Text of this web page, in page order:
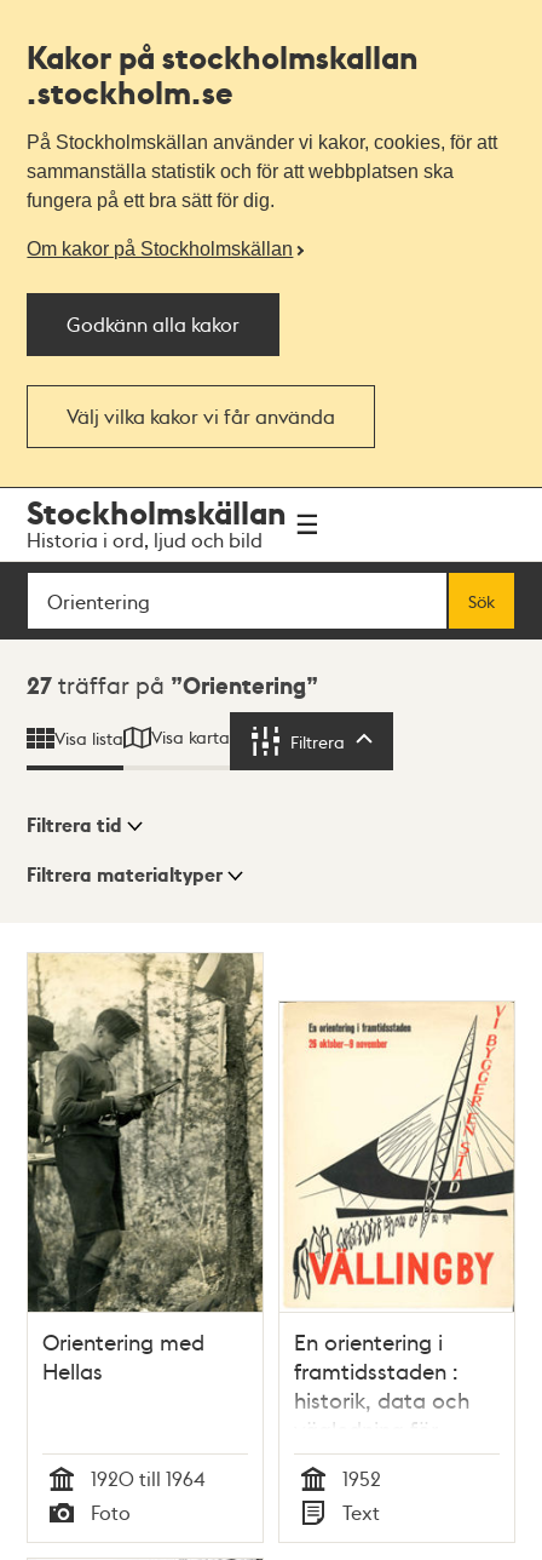
Kakor på stockholmskallan
.stockholm.se
På Stockholmskällan använder vi kakor, cookies, för att
sammanställa statistik och för att webbplatsen ska
fungera på ett bra sätt för dig.
Om kakor på Stockholmskällan
Godkänn alla kakor
Välj vilka kakor vi får använda
navigationen
huvudinnehållet
Stockholmskällan
Historia i ord, ljud och bild
Sök
Sök
Sökresultat
27 träffar på Orientering
Visa lista Visa karta Filtrera
Visningsläge
ListaKarta
Filtrera tid
Filtrera materialtyper
träffar
Orientering med
Hellas
Tid
1920 till 1964
Typ
Foto
En orientering i
framtidsstaden :
historik, data och
vägledning för
besökande :
Vällingbyutställningen
pågår 26 okt.-9 nov.
1952
Tid
1952
Typ
Text